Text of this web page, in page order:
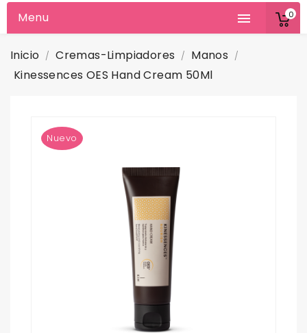
0

Menu
Inicio Cremas-Limpiadores
Manos
Kinessences OES Hand Cream 50Ml
Nuevo